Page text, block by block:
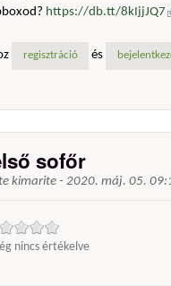
https://db.tt/8kIjjJQ7
regisztráció és
sofőr
kimarite - 2020. máj. 05.
nincs értékelve